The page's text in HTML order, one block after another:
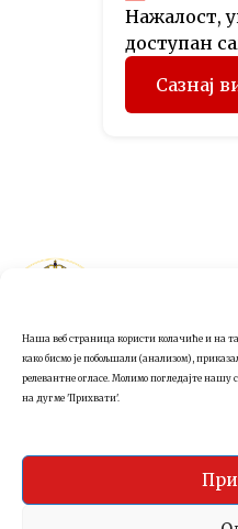
Наша веб страница користи колачиће и на
како бисмо је побољшали (анализом),
релевантне огласе. Молимо погледајте
на дугме 'Прихвати'.
Нажалост,
доступан
(Latin).
Сазнај
Аустрији